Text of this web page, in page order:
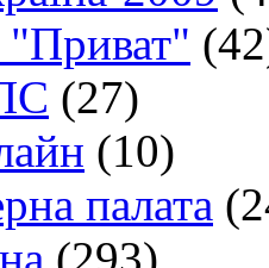
"Приват"
(27)
(10)
палата
(293)